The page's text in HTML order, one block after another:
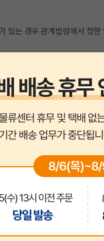
있는 경우 관계법령에서 정